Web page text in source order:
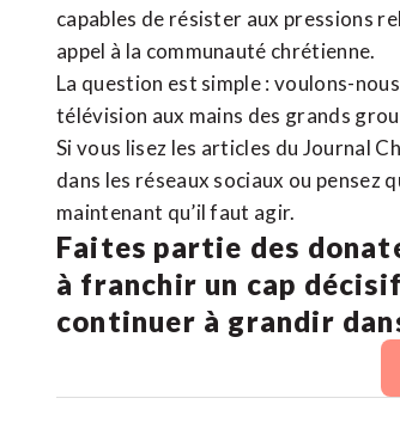
capables de résister aux pressions
appel à la communauté chrétienne.
La question est simple : voulons-
télévision aux mains des grands
Si vous lisez les articles du Journal
dans les réseaux sociaux ou pensez
maintenant qu’il faut agir.
Faites partie des
à franchir un cap
continuer à grandir